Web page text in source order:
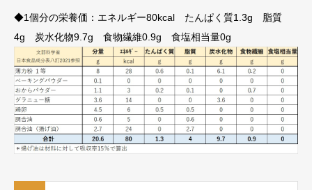
◆1個分の栄養価：エネルギー80kcal たんぱく質1.3g 脂質
4g 炭水化物9.7g 食物繊維0.9g 食塩相当量0g